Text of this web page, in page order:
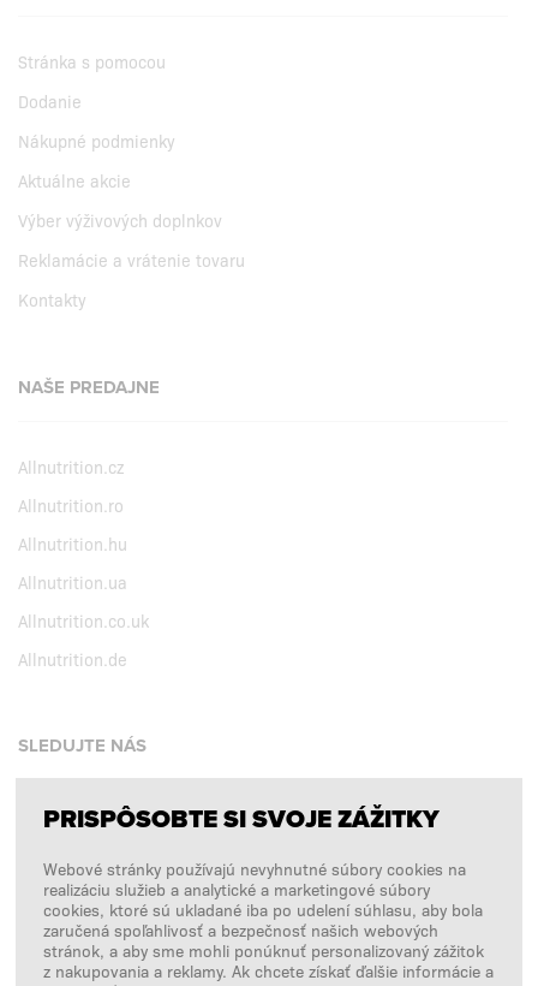
Stránka s pomocou
Dodanie
Nákupné podmienky
Aktuálne akcie
Výber výživových doplnkov
Reklamácie a vrátenie tovaru
Kontakty
NAŠE PREDAJNE
Allnutrition.cz
Allnutrition.ro
Allnutrition.hu
Allnutrition.ua
Allnutrition.co.uk
Allnutrition.de
SLEDUJTE NÁS
Facebook
Instagram
Copyright © 2026 SFD S. A.
PRISPÔSOBTE SI SVOJE ZÁŽITKY
Webové stránky používajú nevyhnutné súbory cookies na
realizáciu služieb a analytické a marketingové súbory
cookies, ktoré sú ukladané iba po udelení súhlasu, aby bola
zaručená spoľahlivosť a bezpečnosť našich webových
stránok, a aby sme mohli ponúknuť personalizovaný zážitok
z nakupovania a reklamy. Ak chcete získať ďalšie informácie a